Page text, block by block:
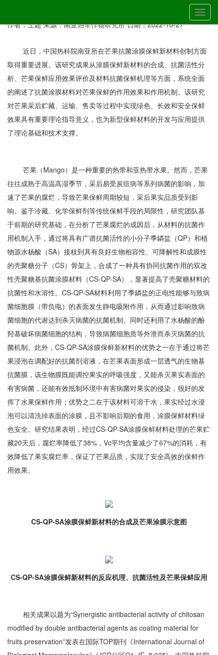
切
换
中国热科院在芒果用多糖基抗菌涂膜保鲜新材料领域取得重要进展
作者：王超 来源：南亚热带作物研究所日期：2022-10-27
近日，中国热科院南亚所在芒果抗菌涂膜保鲜新材料创制方面
取得重要进展。该研究成果从涂膜保鲜新材料的合成、抗菌活性分
析、芒果保鲜应用效果评价及材料抗菌保鲜机理等方面，系统全面
的阐述了抗菌涂膜材料对芒果保鲜的作用效果和作用机制。该研究
对芒果采后贮藏、运输、售卖等过程中实现绿色、长效和安全保鲜
效果具有重要理论指导意义，也为新型保鲜材料的开发与应用提供
了理论基础和技术支撑。
芒果（Mango）是一种重要的热带和亚热带水果。然而，芒果
往往成熟于高温高湿季节，采后易受炭疽病等系列病菌的影响，加
速了芒果的腐烂，导致芒果保鲜周期较短，采后果实品质受到影
响。鉴于冷藏、化学保鲜剂等传统保鲜手段的局限性，研究团队基
于前期的研究基础，在分析了芒果腐烂的成因后，从材料的抗菌作
用机制入手，通过将具有广谱抗菌活性的小分子季鏻盐（QP）和植
物源水杨酸（SA）接枝到具有良好生物相容性、可降解性和成膜性
的壳聚糖分子（CS）骨架上，合成了一种具有协同抗菌作用的双改
性壳聚糖基抗菌涂膜材料（CS-QP-SA），显著提高了壳聚糖材料的
抗菌性和水溶性。CS-QP-SA材料利用了季鏻盐的正电性能够与致病
菌细胞膜（带负电）的表面发生静电吸附作用，从而通过影响致病
菌细胞的代谢达到杀灭病菌的抗菌机制。同时还利用了水杨酸的酚
羟基破坏病菌细胞的结构，导致病菌细胞质等外泄而杀灭病菌的抗
菌机制。此外，CS-QP-SA涂膜保鲜新材料的优势之一在于通过将芒
果浸泡在调配好的抗菌剂溶液，在芒果表面形成一层透气的生物基
抗菌膜，该生物膜既能调控果实的呼吸强度，又能杀灭果实表面的
有害病菌，还能有效抵制环境中有害病菌对果实的侵染，很好的发
挥了水果保鲜作用；优势之二在于该材料可溶于水，果实经过水浸
泡可以清洗掉表面的涂膜，且不影响后期的食用，涂膜保鲜材料绿
色安全。研究结果表明，经过CS-QP-SA涂膜保鲜材料处理的芒果贮
藏20天后，腐烂率降低了38%，Vc平均含量减少了67%的消耗，有
效降低了果实腐烂率，保证了芒果品质，实现了安全高效的保鲜作
用效果。
CS-QP-SA涂膜保鲜新材料的合成及芒果涂膜示意图
CS-QP-SA涂膜保鲜新材料的反应机理、抗菌活性及芒果保鲜应用
相关成果以题为“Synergistic antibacterial activity of chitosan
modified by double antibacterial agents as coating material for
fruits preservation”发表在国际TOP期刊《International Journal of